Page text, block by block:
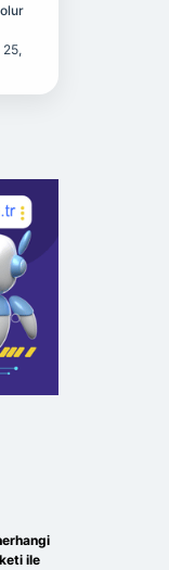
25,
ile